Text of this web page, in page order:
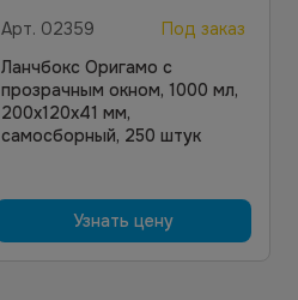
Арт. 02359
Под заказ
Ланчбокс Оригамо с
прозрачным окном, 1000 мл,
200х120х41 мм,
самосборный, 250 штук
Узнать цену